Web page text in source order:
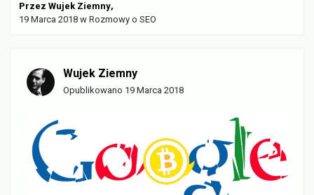
Przez Wujek Ziemny,
19 Marca 2018 w Rozmowy o SEO
Wujek Ziemny
Opublikowano 19 Marca 2018